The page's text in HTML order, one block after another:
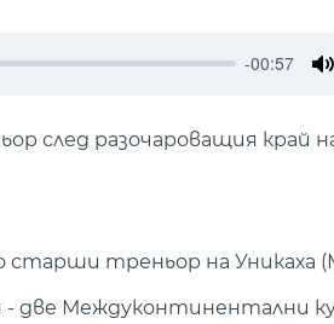
-00:57
след разочароващия край
треньор на Уникаха
- две Междуконтинентални